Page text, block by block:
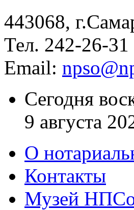
443068,
Тел. 242-26-31
Email:
Сегодня
9 августа
О
Контакты
Музей